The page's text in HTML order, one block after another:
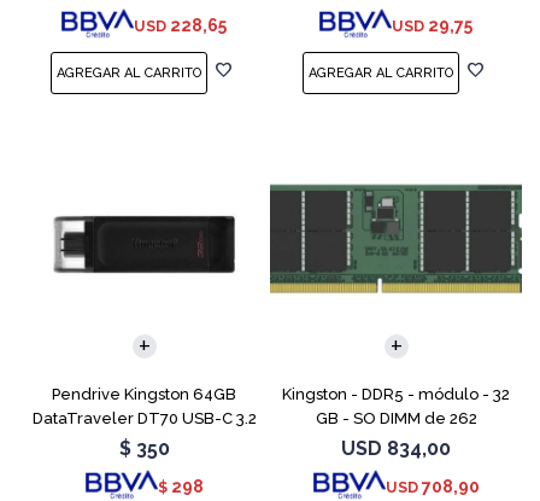
USD 228,65 USD 29,75
Pendrive Kingston 64GB
DataTraveler DT70 USB-C 3.2
$ 350
$ 298
Kingston - DDR5 - módulo - 32
GB - SO DIMM de 262
contactos - 5600 MT/s / PC5-
44800 - CL46 - 1.1 V - sin
búfer - no ECC
USD 834,00
USD 708,90